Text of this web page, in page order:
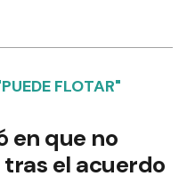
FLOTAR"
en que no
el acuerdo